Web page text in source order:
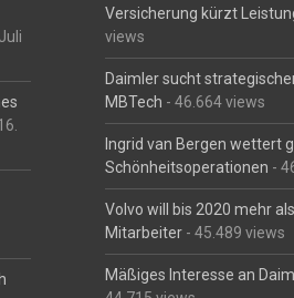
Versicherung kürzt
views
Daimler sucht
MBTech - 46.664 views
Ingrid van Bergen wettert
Schönheitsoperationen -
Volvo will bis 2020 mehr
Mitarbeiter - 45.489 views
Mäßiges Interesse an